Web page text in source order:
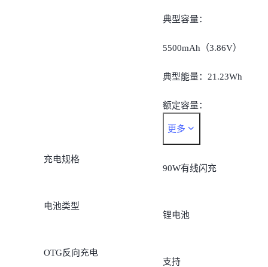
典型容量：
5500mAh（3.86V）
典型能量：21.23Wh
额定容量：
5375mAh（3.86V）
额定能量：20.75Wh
更多
充电规格
90W有线闪充
电池类型
锂电池
OTG反向充电
支持